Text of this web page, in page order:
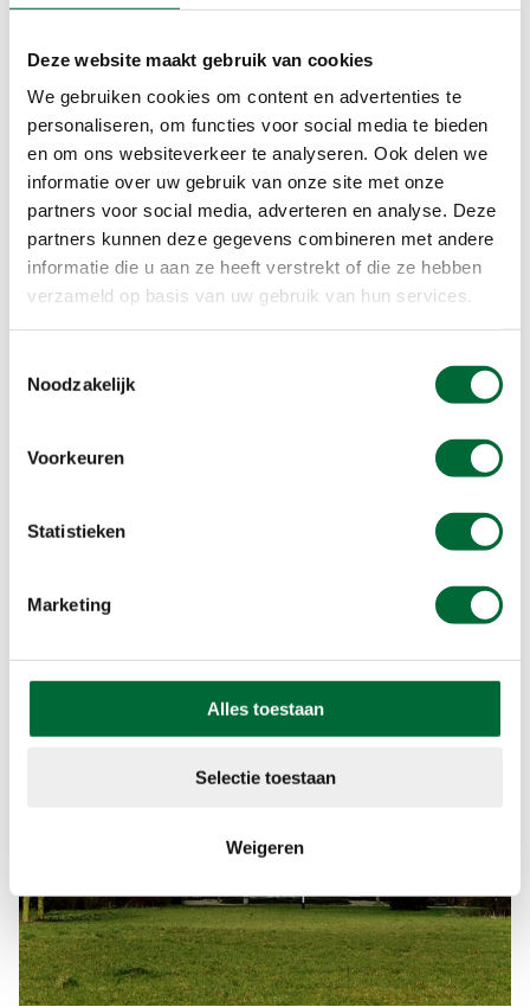
Deze website maakt gebruik van cookies
We gebruiken cookies om content en advertenties te
personaliseren, om functies voor social media te bieden
en om ons websiteverkeer te analyseren. Ook delen we
informatie over uw gebruik van onze site met onze
partners voor social media, adverteren en analyse. Deze
partners kunnen deze gegevens combineren met andere
informatie die u aan ze heeft verstrekt of die ze hebben
verzameld op basis van uw gebruik van hun services.
Noodzakelijk
Voorkeuren
Statistieken
Marketing
Alles toestaan
Selectie toestaan
Weigeren
OV-stapper Kaapduinen
te lopen). Over de boulevard van Vlissingen loop
je naar het Nollestrand via beschutte stranden en
over hoge duintoppen van wel 45 meter hoog
met schitterende vergezichten over de
de bus naar Middelburg nemen of de route
voortzetten naar Westkapelle. De route is te
lopen doormiddel van een routebeschrijving, GPS
track en wit-rode markering.